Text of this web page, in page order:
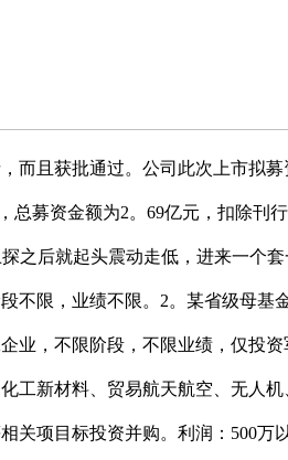
而且获批通过。公司此次上市拟
总募资金额为2。69亿元，扣除
之后就起头震动走低，进来一个
不限，业绩不限。2。某省级母
业，不限阶段，不限业绩，仅投
工新材料、贸易航天航空、无人
关项目标投资并购。利润：500万